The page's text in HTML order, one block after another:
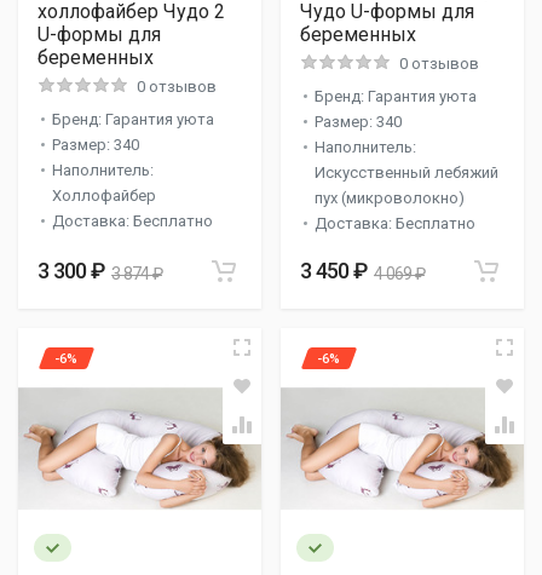
холлофайбер Чудо 2
U-формы для
беременных
0 отзывов
Бренд: Гарантия уюта
Размер: 340
Наполнитель:
Холлофайбер
Доставка: Бесплатно
3 300 ₽ 3 874 ₽
Чудо U-формы для
беременных
0 отзывов
Бренд: Гарантия уюта
Размер: 340
Наполнитель:
Искусственный лебяжий
пух (микроволокно)
Доставка: Бесплатно
3 450 ₽ 4 069 ₽
-6% -6%